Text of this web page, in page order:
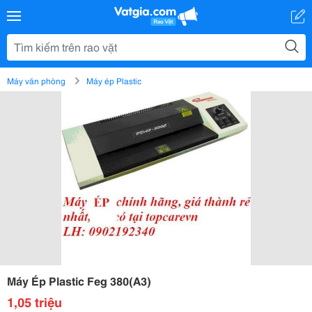
Máy văn phòng Máy ép Plastic
Máy Ép Plastic Feg 380(A3)
1,05 triệu